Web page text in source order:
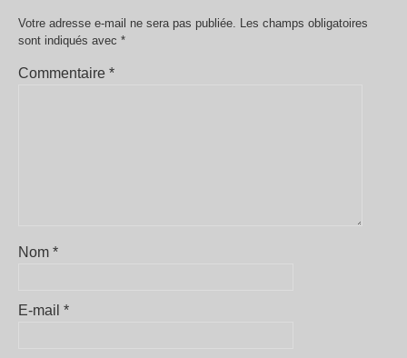
Votre adresse e-mail ne sera pas publiée. Les champs obligatoires
sont indiqués avec *
Commentaire *
Nom *
E-mail *